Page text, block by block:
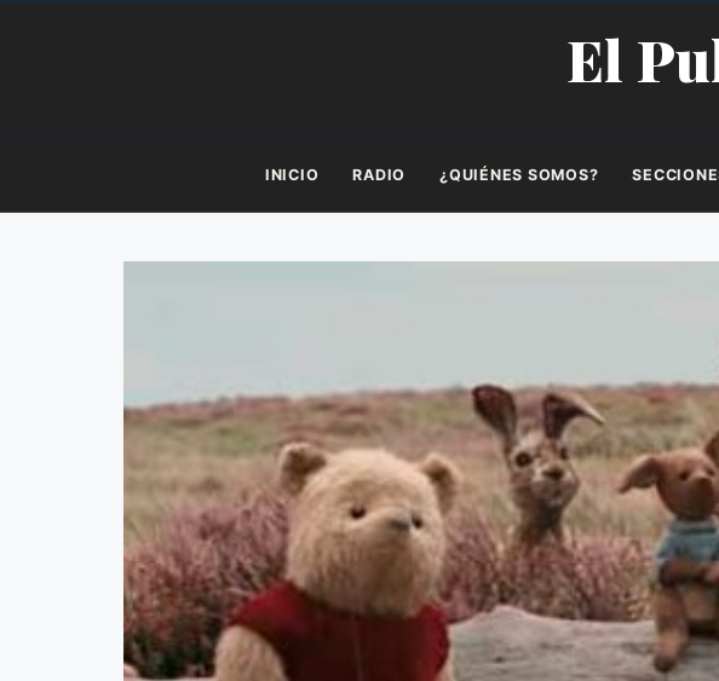
El
INICIO RADIO ¿QUIÉNES SOMOS?